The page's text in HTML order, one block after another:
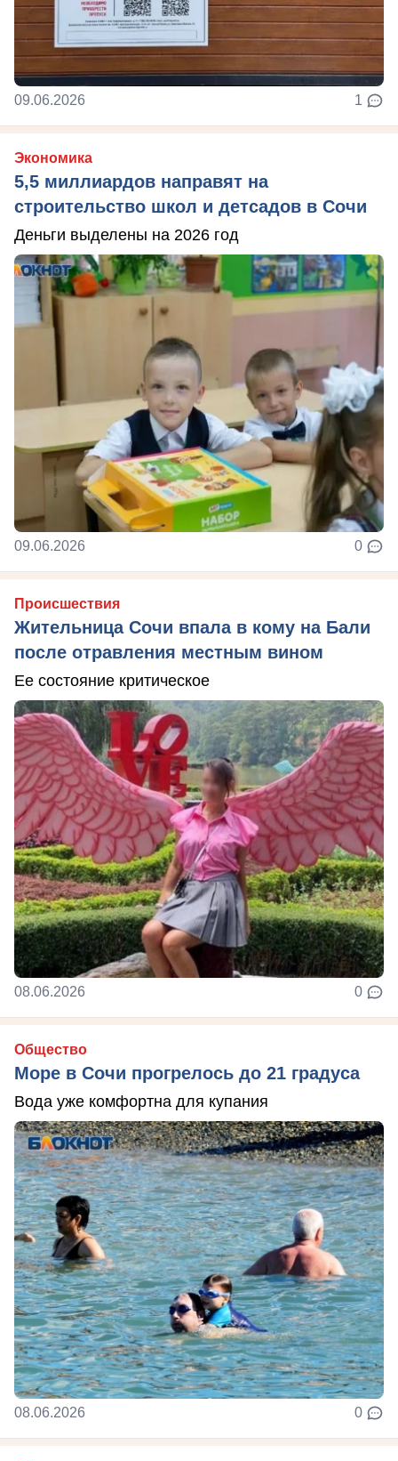
09.06.2026 1
Экономика
5,5 миллиардов направят на
строительство школ и детсадов в Сочи
Деньги выделены на 2026 год
09.06.2026 0
Происшествия
Жительница Сочи впала в кому на Бали
после отравления местным вином
Ее состояние критическое
08.06.2026 0
Общество
Море в Сочи прогрелось до 21 градуса
Вода уже комфортна для купания
08.06.2026 0